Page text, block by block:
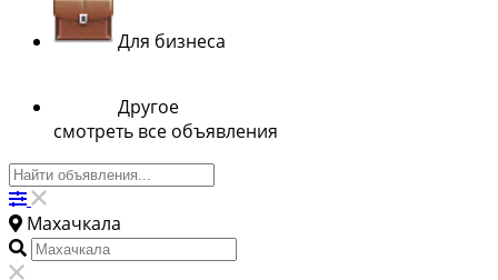
Для бизнеса
Другое
смотреть все объявления
Махачкала